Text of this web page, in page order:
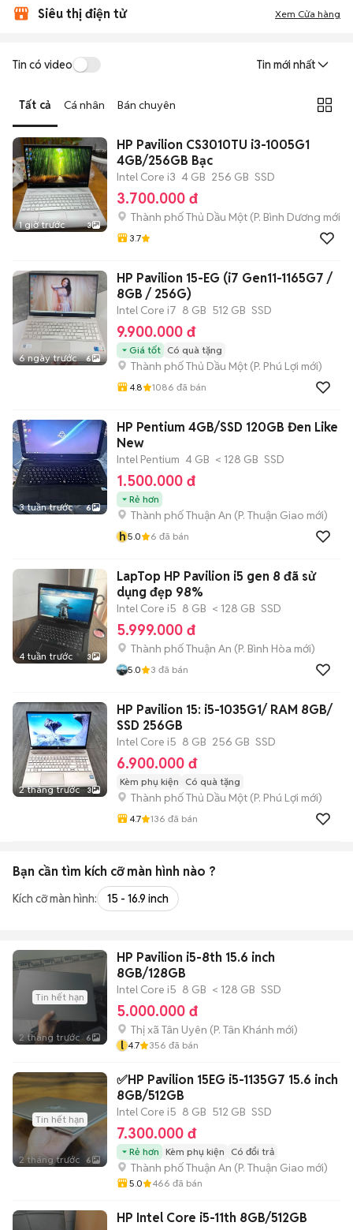
Siêu thị điện tử Xem Cửa hàng
Tin có video Tin mới nhất
Tất cả Cá nhân Bán chuyên
1 giờ trước 3
HP Pavilion CS3010TU i3-1005G1
4GB/256GB Bạc
Intel Core i3 4 GB 256 GB SSD
3.700.000 đ
Thành phố Thủ Dầu Một (P. Bình Dương mới)
3.7
6 ngày trước 6
HP Pavilion 15-EG (i7 Gen11-1165G7 /
8GB / 256G)
Intel Core i7 8 GB 512 GB SSD
9.900.000 đ
Giá tốt Có quà tặng
Thành phố Thủ Dầu Một (P. Phú Lợi mới)
4.8 1086 đã bán
3 tuần trước 6
HP Pentium 4GB/SSD 120GB Đen Like
New
Intel Pentium 4 GB < 128 GB SSD
1.500.000 đ
Rẻ hơn
Thành phố Thuận An (P. Thuận Giao mới)
h5.0 6 đã bán
4 tuần trước 3
LapTop HP Pavilion i5 gen 8 đã sử
dụng đẹp 98%
Intel Core i5 8 GB < 128 GB SSD
5.999.000 đ
Thành phố Thuận An (P. Bình Hòa mới)
5.0 3 đã bán
2 tháng trước 3
HP Pavilion 15: i5-1035G1/ RAM 8GB/
SSD 256GB
Intel Core i5 8 GB 256 GB SSD
6.900.000 đ
Kèm phụ kiện Có quà tặng
Thành phố Thủ Dầu Một (P. Phú Lợi mới)
4.7 136 đã bán
Bạn cần tìm kích cỡ màn hình nào ?
Kích cỡ màn hình: 15 - 16.9 inch
Tin hết hạn
2 tháng trước 6
HP Pavilion i5-8th 15.6 inch
8GB/128GB
Intel Core i5 8 GB < 128 GB SSD
5.000.000 đ
Thị xã Tân Uyên (P. Tân Khánh mới)
l 4.7 356 đã bán
Tin hết hạn
2 tháng trước 6
✅HP Pavilion 15EG i5-1135G7 15.6 inch
8GB/512GB
Intel Core i5 8 GB 512 GB SSD
7.300.000 đ
Rẻ hơn Kèm phụ kiện Có đổi trả
Thành phố Thuận An (P. Thuận Giao mới)
5.0 466 đã bán
HP Intel Core i5-11th 8GB/512GB